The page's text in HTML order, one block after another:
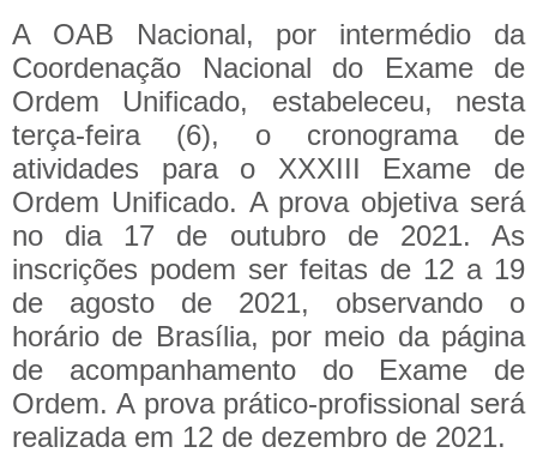
A OAB Nacional, por intermédio da
Coordenação Nacional do Exame de
Ordem Unificado, estabeleceu, nesta
terça-feira (6), o cronograma de
atividades para o XXXIII Exame de
Ordem Unificado. A prova objetiva será
no dia 17 de outubro de 2021. As
inscrições podem ser feitas de 12 a 19
de agosto de 2021, observando o
horário de Brasília, por meio da página
de acompanhamento do Exame de
Ordem. A prova prático-profissional será
realizada em 12 de dezembro de 2021.